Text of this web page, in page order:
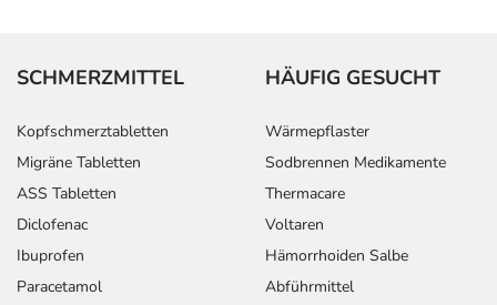
SCHMERZMITTEL
Kopfschmerztabletten
Migräne Tabletten
ASS Tabletten
Diclofenac
Ibuprofen
Paracetamol
HÄUFIG GESUCHT
Wärmepflaster
Sodbrennen Medikamente
Thermacare
Voltaren
Hämorrhoiden Salbe
Abführmittel